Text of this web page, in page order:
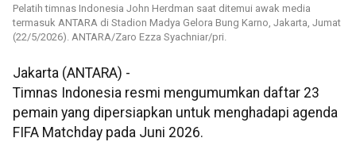
Pelatih timnas Indonesia John Herdman saat ditemui awak media
termasuk ANTARA di Stadion Madya Gelora Bung Karno, Jakarta, Jumat
(22/5/2026). ANTARA/Zaro Ezza Syachniar/pri.
Jakarta (ANTARA) -
Timnas Indonesia resmi mengumumkan daftar 23
pemain yang dipersiapkan untuk menghadapi agenda
FIFA Matchday pada Juni 2026.